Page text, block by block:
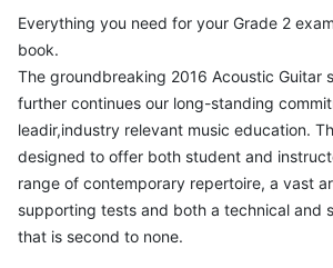
Everything you need for your Grade 2
book.
The groundbreaking 2016 Acoustic Guitar
further continues our long-standing
leadir,industry relevant music education.
designed to offer both student and
range of contemporary repertoire, a vast
supporting tests and both a technical and
that is second to none.